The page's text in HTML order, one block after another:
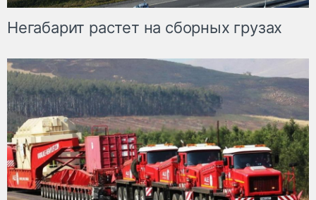
Негабарит растет на сборных грузах